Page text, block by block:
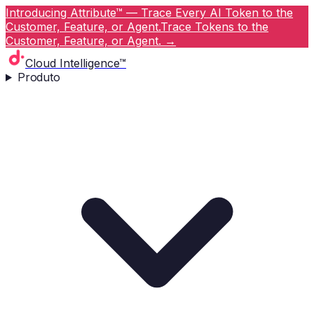
Introducing Attribute™ — Trace Every AI Token to the
Customer, Feature, or Agent.Trace Tokens to the
Customer, Feature, or Agent. →
Cloud Intelligence™
Produto